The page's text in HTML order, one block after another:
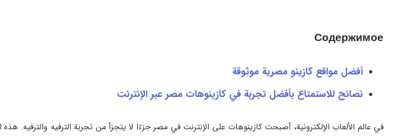
Содержимое
أفضل مواقع كازينو مصرية موثوقة
نصائح للاستمتاع بأفضل تجربة في كازينوهات مصر عبر الإنترنت
في عالم الألعاب الإلكترونية، أصبحت كازينوهات على الإنترنت في مصر جزءًا لا يتجزأ من تجربة الترفيه والترفيه.